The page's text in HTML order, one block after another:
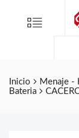
Menu
Inicio Menaje -
Bateria
Folletos
Contacto